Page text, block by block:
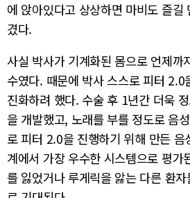
에 앉아있다고 상상하면 마비도 즐길
겼다.
사실 박사가 기계화된 몸으로 언제까
수였다. 때문에 박사 스스로 피터 2.0
진화하려 했다. 수술 후 1년간 더욱
을 개발했고, 노래를 부를 정도로 음
로 피터 2.0을 진행하기 위해 만든 음
계에서 가장 우수한 시스템으로 평가
를 잃었거나 루게릭을 앓는 다른 환